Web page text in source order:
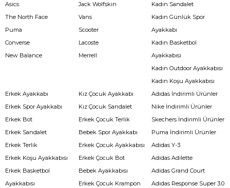
Asics
The North Face
Puma
Converse
New Balance
Jack Wolfskin
Vans
Scooter
Lacoste
Merrell
Kadın Sandalet
Kadın Günlük Spor
Ayakkabı
Kadın Basketbol
Ayakkabısı
Kadın Outdoor Ayakkabısı
Kadın Koşu Ayakkabısı
Erkek Ayakkabı
Erkek Spor Ayakkabı
Erkek Bot
Erkek Sandalet
Erkek Terlik
Erkek Koşu Ayakkabısı
Erkek Basketbol
Ayakkabısı
Kız Çocuk Ayakkabı
Kız Çocuk Sandalet
Erkek Çocuk Terlik
Bebek Spor Ayakkabı
Erkek Çocuk Ayakkabısı
Erkek Çocuk Bot
Bebek Ayakkabısı
Erkek Çocuk Krampon
Adidas İndirimli Ürünler
Nike İndirimli Ürünler
Skechers İndirimli Ürünler
Puma İndirimli Ürünler
Adidas Y-3
Adidas Adilette
Adidas Grand Court
Adidas Response Super 3.0